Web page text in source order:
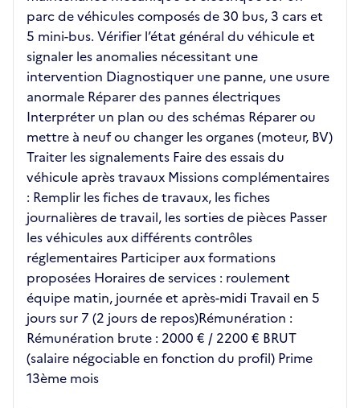
parc de véhicules composés de 30 bus, 3 cars et
5 mini-bus. Vérifier l’état général du véhicule et
signaler les anomalies nécessitant une
intervention Diagnostiquer une panne, une usure
anormale Réparer des pannes électriques
Interpréter un plan ou des schémas Réparer ou
mettre à neuf ou changer les organes (moteur, BV)
Traiter les signalements Faire des essais du
véhicule après travaux Missions complémentaires
: Remplir les fiches de travaux, les fiches
journalières de travail, les sorties de pièces Passer
les véhicules aux différents contrôles
réglementaires Participer aux formations
proposées Horaires de services : roulement
équipe matin, journée et après-midi Travail en 5
jours sur 7 (2 jours de repos)Rémunération :
Rémunération brute : 2000 € / 2200 € BRUT
(salaire négociable en fonction du profil) Prime
13ème mois